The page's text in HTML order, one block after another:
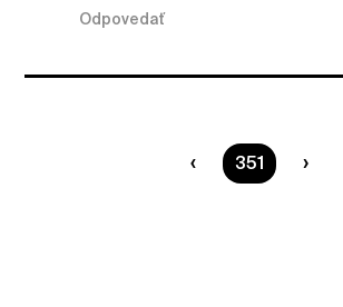
Odpovedať
Ste na strane
351